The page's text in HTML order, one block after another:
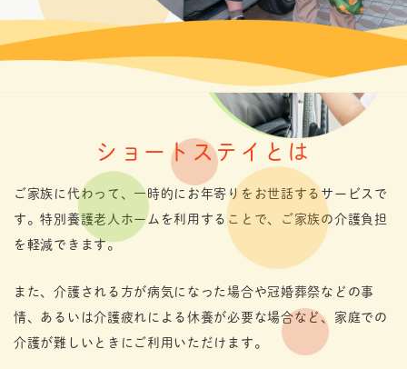
ショートステイとは
ご家族に代わって、一時的にお年寄りをお世話するサービスで
す。特別養護老人ホームを利用することで、ご家族の介護負担
を軽減できます。
また、介護される方が病気になった場合や冠婚葬祭などの事
情、あるいは介護疲れによる休養が必要な場合など、家庭での
介護が難しいときにご利用いただけます。